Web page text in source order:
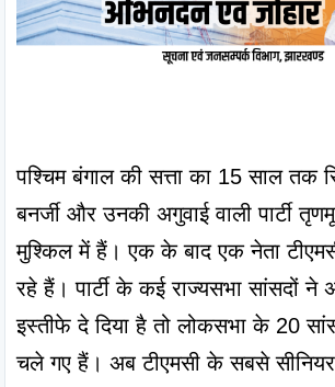
पश्चिम बंगाल की सत्ता का 15 साल तक
बनर्जी और उनकी अगुवाई वाली पार्टी
मुश्किल में हैं। एक के बाद एक नेता
रहे हैं। पार्टी के कई राज्यसभा सांसदों
इस्तीफे दे दिया है तो लोकसभा के 20
चले गए हैं। अब टीएमसी के सबसे